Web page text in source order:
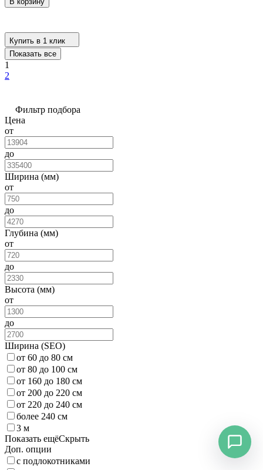
Купить в 1 клик
Показать все
1
2
Фильтр подбора
Цена
от
до
Ширина (мм)
от
до
Глубина (мм)
от
до
Высота (мм)
от
до
Ширина (SEO)
от 60 до 80 см
от 80 до 100 см
от 160 до 180 см
от 200 до 220 см
от 220 до 240 см
более 240 см
3 м
Показать ещёСкрыть
Доп. опции
с подлокотниками